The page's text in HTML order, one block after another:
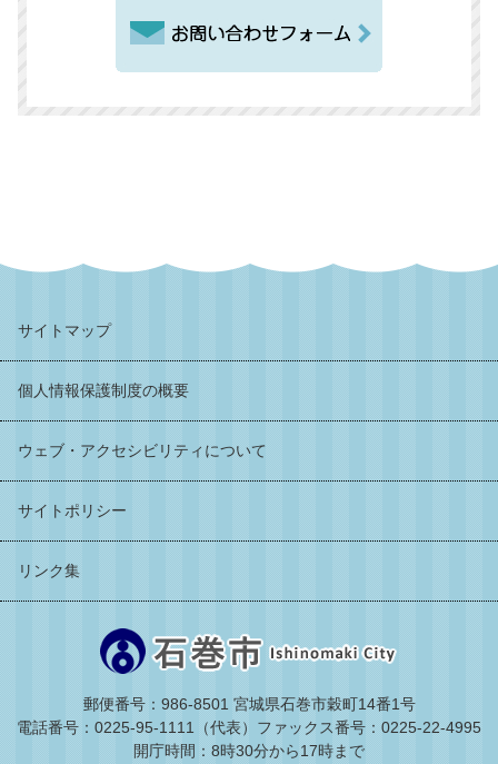
サイトマップ
個人情報保護制度の概要
ウェブ・アクセシビリティについて
サイトポリシー
リンク集
郵便番号：986-8501 宮城県石巻市穀町14番1号
電話番号：0225-95-1111（代表） ファックス番号：0225-22-4995
開庁時間：8時30分から17時まで